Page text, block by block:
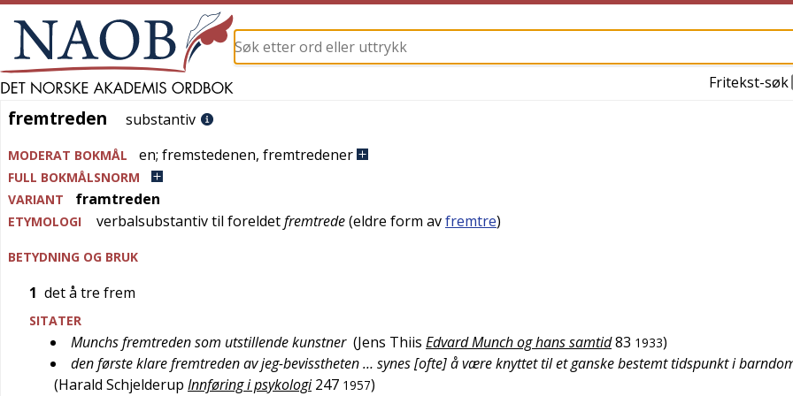
Fritekst-søk
fremtreden
fremtreden substantiv
MODERAT BOKMÅL en; fremstedenen, fremtredener
FULL BOKMÅLSNORM
VARIANT
framtreden
ETYMOLOGI verbalsubstantiv til foreldetfremtrede(eldre form avfremtre)
BETYDNING OG BRUK
1 det å tre frem
SITATER
Munchs fremtreden som utstillende kunstner (Jens Thiis Edvard Munch og hans samtid83 1933)
den første klare fremtreden av jeg-bevisstheten … synes [ofte] å være knyttet til et ganske bestemt tidspunkt i
(Harald Schjelderup Innføring i psykologi 247 1957)